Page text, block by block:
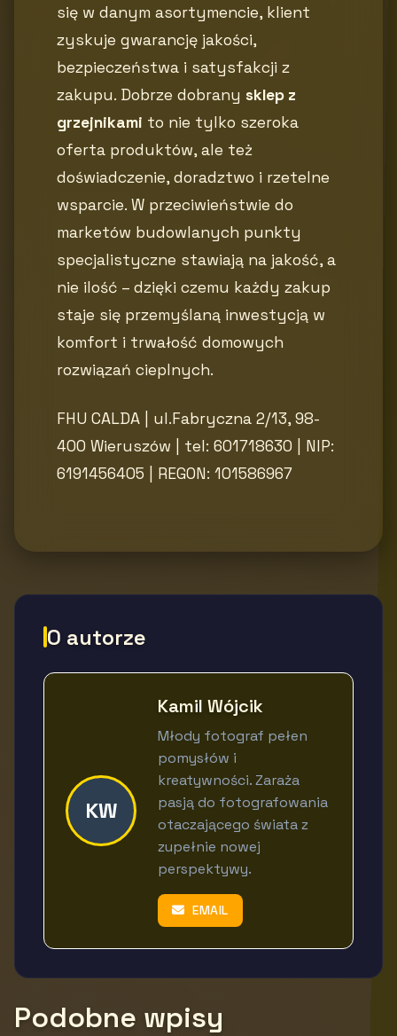
się w danym asortymencie, klient
zyskuje gwarancję jakości,
bezpieczeństwa i satysfakcji z
zakupu. Dobrze dobrany sklep z
grzejnikami to nie tylko szeroka
oferta produktów, ale też
doświadczenie, doradztwo i rzetelne
wsparcie. W przeciwieństwie do
marketów budowlanych punkty
specjalistyczne stawiają na jakość, a
nie ilość – dzięki czemu każdy zakup
staje się przemyślaną inwestycją w
komfort i trwałość domowych
rozwiązań cieplnych.
FHU CALDA | ul.Fabryczna 2/13, 98-
400 Wieruszów | tel: 601718630 | NIP:
6191456405 | REGON: 101586967
O autorze
KW
Kamil Wójcik
Młody fotograf pełen
pomysłów i
kreatywności. Zaraża
pasją do fotografowania
otaczającego świata z
zupełnie nowej
perspektywy.
EMAIL
Podobne wpisy